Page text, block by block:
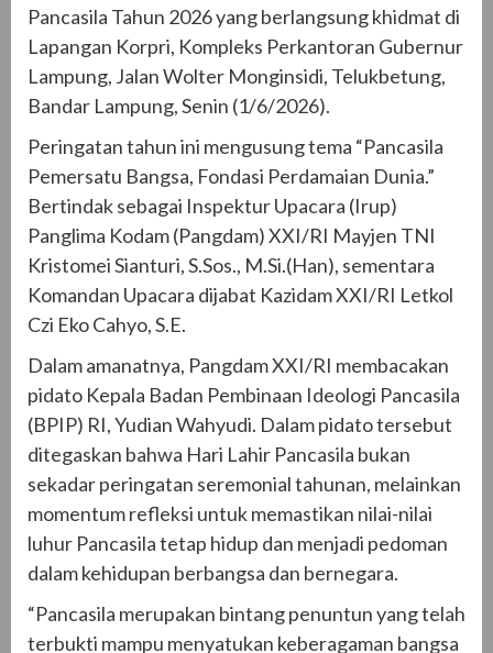
Pancasila Tahun 2026 yang berlangsung khidmat di
Lapangan Korpri, Kompleks Perkantoran Gubernur
Lampung, Jalan Wolter Monginsidi, Telukbetung,
Bandar Lampung, Senin (1/6/2026).
Peringatan tahun ini mengusung tema “Pancasila
Pemersatu Bangsa, Fondasi Perdamaian Dunia.”
Bertindak sebagai Inspektur Upacara (Irup)
Panglima Kodam (Pangdam) XXI/RI Mayjen TNI
Kristomei Sianturi, S.Sos., M.Si.(Han), sementara
Komandan Upacara dijabat Kazidam XXI/RI Letkol
Czi Eko Cahyo, S.E.
Dalam amanatnya, Pangdam XXI/RI membacakan
pidato Kepala Badan Pembinaan Ideologi Pancasila
(BPIP) RI, Yudian Wahyudi. Dalam pidato tersebut
ditegaskan bahwa Hari Lahir Pancasila bukan
sekadar peringatan seremonial tahunan, melainkan
momentum refleksi untuk memastikan nilai-nilai
luhur Pancasila tetap hidup dan menjadi pedoman
dalam kehidupan berbangsa dan bernegara.
“Pancasila merupakan bintang penuntun yang telah
terbukti mampu menyatukan keberagaman bangsa